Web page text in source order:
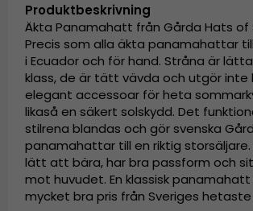
Produktbeskrivning
Äkta Panamahatt från Gårda Hats of
Precis som alla äkta panamahattar
i Ecuador och för hand. Stråna är
klass, de är tätt vävda och utgör inte
elegant accessoar för heta
likaså en säkert solskydd. Det
stilrena blandas och gör svenska
panamahattar till en riktig
lätt att bära, har bra passform och
mot huvudet. En klassisk
mycket bra pris från Sveriges